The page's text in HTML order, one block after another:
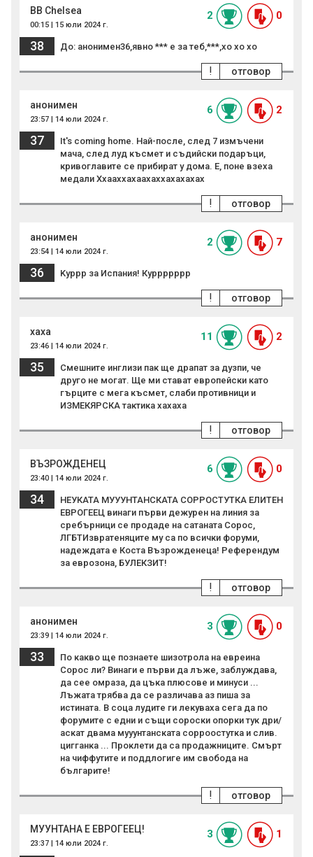
BB Chelsea
00:15 | 15 юли 2024 г.
2 0
38 До: анонимен36,явно *** е за теб,***,хо хо хо
отговор
!
анонимен
23:57 | 14 юли 2024 г.
6 2
37
It's coming home. Най-после, след 7 измъчени
мача, след луд късмет и съдийски подаръци,
кривоглавите се прибират у дома. Е, поне взеха
медали Ххааххахаахаххахахахах
отговор
!
анонимен
23:54 | 14 юли 2024 г.
2 7
36 Kyppp за Испания! Куррррррр
отговор
!
хаха
23:46 | 14 юли 2024 г.
11 2
35
Смешните инглизи пак ще драпат за дузпи, че
друго не могат. Ще ми стават европейски като
гърците с мега късмет, слаби противници и
ИЗМЕКЯРСКА тактика хахаха
отговор
!
ВЪЗРОЖДЕНЕЦ
23:40 | 14 юли 2024 г.
6 0
34
НЕУКАТА МУУУНТАНСКАТА СОРРОСТУТКА ЕЛИТЕН
ЕВРОГЕЕЦ винаги първи дежурен на линия за
сребърници се продаде на сатаната Сорос,
ЛГБТИзвратеняците му са по всички форуми,
надеждата е Коста Възрожденеца! Референдум
за еврозона, БУЛЕКЗИТ!
отговор
!
анонимен
23:39 | 14 юли 2024 г.
3 0
33
По какво ще познаете шизотрола на евреина
Сорос ли? Винаги е първи да лъже, заблуждава,
да сее омраза, да цъка плюсове и минуси ...
Лъжата трябва да се различава аз пиша за
истината. В соца лудите ги лекуваха сега да по
форумите с едни и същи сороски опорки тук дри/
аскат двама мууунтанската сорроостутка и слив.
цигганка ... Проклети да са продажниците. Смърт
на чиффутите и поддлогиге им свобода на
българите!
отговор
!
МУУНТАНА E ЕВРОГЕЕЦ!
23:37 | 14 юли 2024 г.
3 1